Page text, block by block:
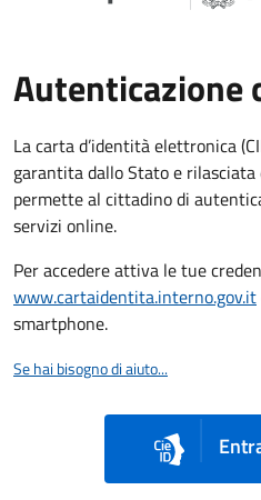
Autenticazione
La carta d’identità elettronica
garantita dallo Stato e
permette al cittadino di
servizi online.
Per accedere attiva le tue
www.cartaidentita.interno.gov.it
smartphone.
Se hai bisogno di aiuto...